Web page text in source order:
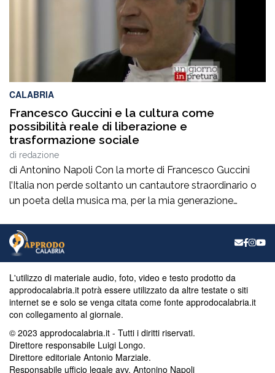
CALABRIA
Francesco Guccini e la cultura come
possibilità reale di liberazione e
trasformazione sociale
di redazione
di Antonino Napoli Con la morte di Francesco Guccini
l’Italia non perde soltanto un cantautore straordinario o
un poeta della musica ma, per la mia generazione
ne va un autentico riferimento culturale, uno di quei
maestri che hanno insegnato a pensare prima ancora
che a cantare. […]
L'utilizzo di materiale audio, foto, video e testo prodotto da
approdocalabria.it potrà essere utilizzato da altre testate o siti
internet se e solo se venga citata come fonte approdocalabria.it
con collegamento al giornale.
© 2023 approdocalabria.it - Tutti i diritti riservati.
Direttore responsabile Luigi Longo.
Direttore editoriale Antonio Marziale.
Responsabile ufficio legale avv. Antonino Napoli